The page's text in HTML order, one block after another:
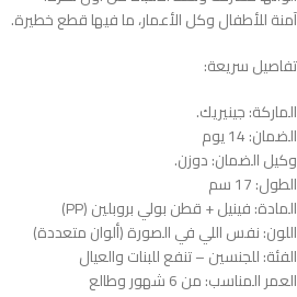
آمنة للأطفال وكل الأعمار، ما فيها قطع خطيرة.
تفاصيل سريعة:
الماركة: جينيريك.
الضمان: 14 يوم
وكيل الضمان: دوزن.
الطول: 17 سم
المادة: فينيل + قطن بولي بروبلين (PP)
اللون: نفس اللي في الصورة (ألوان متعددة)
الفئة: للجنسين – تنفع للبنات والعيال
العمر المناسب: من 6 شهور وطالع